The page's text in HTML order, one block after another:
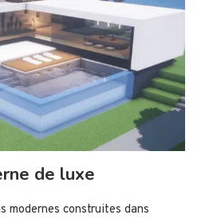
de luxe
modernes construites dans